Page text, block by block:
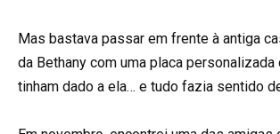
Mas bastava passar em frente à antiga
da Bethany com uma placa
tinham dado a ela… e tudo fazia sentido